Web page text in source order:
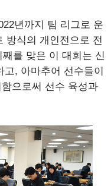
년까지 팀 리그로 운
방식의 개인전으로 전
를 맞은 이 대회는 신
, 아마추어 선수들이
으로써 선수 육성과